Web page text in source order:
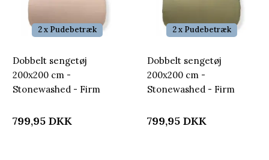
2 x Pudebetræk
Dobbelt sengetøj
200x200 cm -
Stonewashed - Firm
799,95 DKK
2 x Pudebetræk
Dobbelt sengetøj
200x200 cm -
Stonewashed - Firm
799,95 DKK